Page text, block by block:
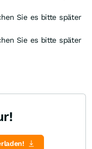
Sie es bitte später
Sie es bitte später
Suche